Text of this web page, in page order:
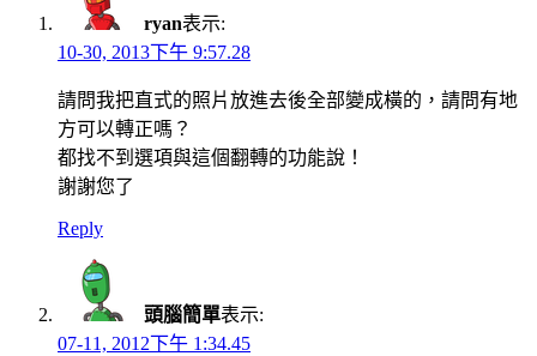
ryan表示:
10-30, 2013下午 9:57.28
請問我把直式的照片放進去後全部變成橫的，請問有地
方可以轉正嗎？
都找不到選項與這個翻轉的功能說！
謝謝您了
Reply
頭腦簡單表示:
07-11, 2012下午 1:34.45